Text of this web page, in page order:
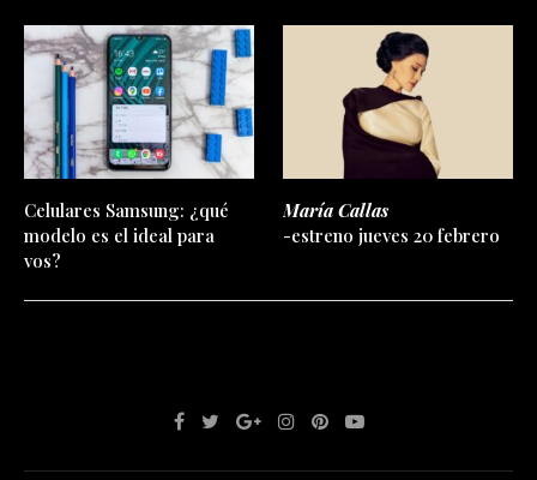
Celulares Samsung: ¿qué
modelo es el ideal para
vos?
María Callas
-estreno jueves 20 febrero